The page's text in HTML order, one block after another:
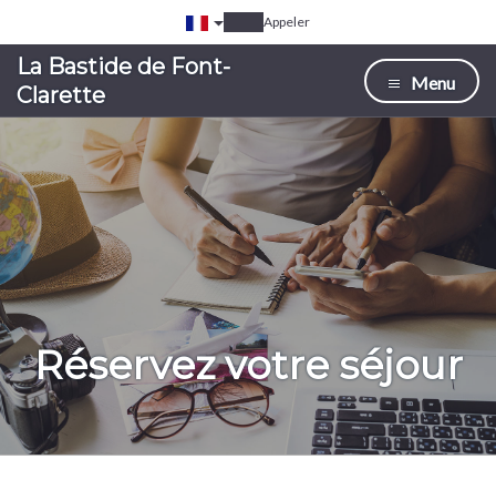
Appeler
La Bastide de Font-
Clarette
Menu
Réservez votre séjour